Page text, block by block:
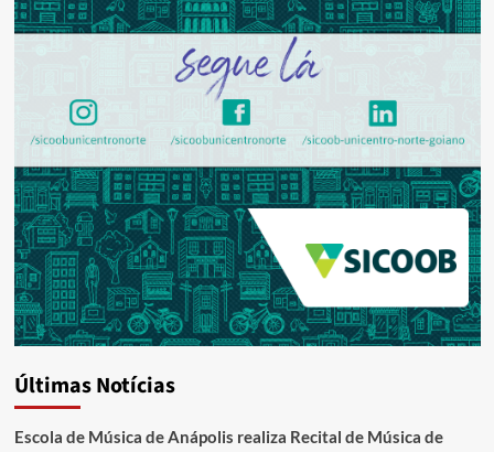
Últimas Notícias
Escola de Música de Anápolis realiza Recital de Música de